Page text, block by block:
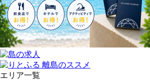
エリア一覧